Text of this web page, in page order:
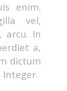
enim.
vel,
arcu. In
a,
dictum
Integer.